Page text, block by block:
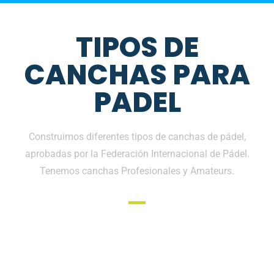
TIPOS DE
CANCHAS PARA
PADEL
Construimos diferentes tipos de canchas de pádel,
aprobadas por la Federación Internacional de Pádel.
Tenemos canchas Profesionales y Amateurs.